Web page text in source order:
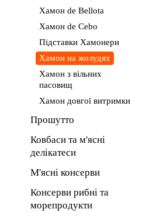
Хамон de Bellota
Хамон de Cebo
Підставки Хамонери
Хамон на жолудях
Хамон з вільних
пасовищ
Хамон довгої витримки
Прошутто
Ковбаси та м'ясні
делікатеси
М'ясні консерви
Консерви рибні та
морепродукти